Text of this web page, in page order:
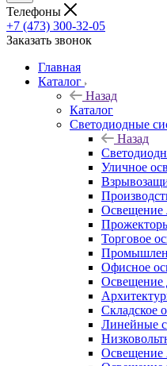
Телефоны
+7 (473) 300-32-05
Заказать звонок
Главная
Каталог
Назад
Каталог
Светодиодные
Назад
Уличное
Освещение
Торговое
Офисное
Складское
Линейные